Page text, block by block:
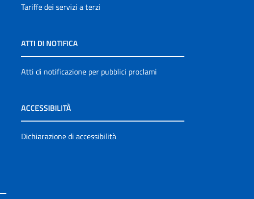
Tariffe dei servizi a terzi
ATTI DI NOTIFICA
Atti di notificazione per pubblici proclami
ACCESSIBILITÀ
Dichiarazione di accessibilità